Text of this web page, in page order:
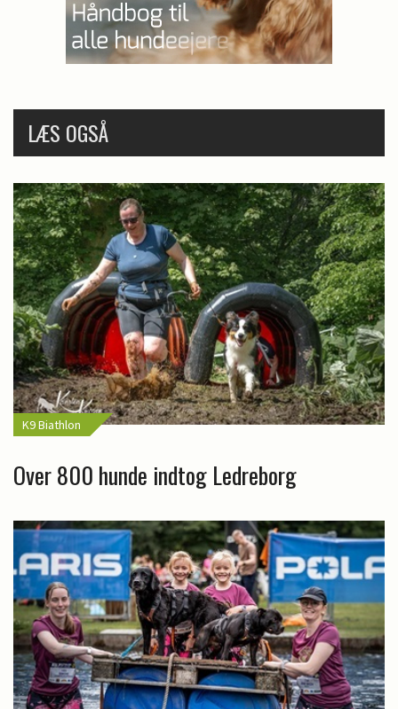
LÆS OGSÅ
K9 Biathlon
Over 800 hunde indtog Ledreborg